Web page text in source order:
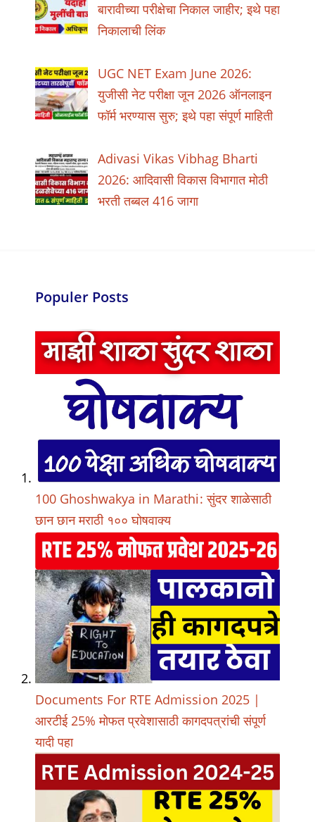
बारावीच्या परीक्षेचा निकाल जाहीर; इथे पहा
निकालाची लिंक
UGC NET Exam June 2026:
युजीसी नेट परीक्षा जून 2026 ऑनलाइन
फॉर्म भरण्यास सुरु; इथे पहा संपूर्ण माहिती
Adivasi Vikas Vibhag Bharti
2026: आदिवासी विकास विभागात मोठी
भरती तब्बल 416 जागा
Populer Posts
100 Ghoshwakya in Marathi: सुंदर शाळेसाठी
छान छान मराठी १०० घोषवाक्य
Documents For RTE Admission 2025 |
आरटीई 25% मोफत प्रवेशासाठी कागदपत्रांची संपूर्ण
यादी पहा